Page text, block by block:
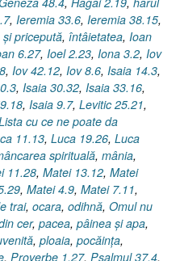
, Ieremia 33.6, Ieremia 38.15,
pricepută, întâietatea, Ioan
6.27, Ioel 2.23, Iona 3.2, Iov
, Iov 42.12, Iov 8.6, Isaia 14.3,
, Isaia 30.32, Isaia 33.16,
, Isaia 9.7, Levitic 25.21,
cu ce ne poate da
11.13, Luca 19.26, Luca
spirituală, mânia,
11.28, Matei 13.12, Matei
, Matei 4.9, Matei 7.11,
trai, ocara, odihnă, Omul nu
cer, pacea, pâinea şi apa,
, ploaia, pocăinţa,
, Proverbe 1.27, Psalmul 37.4,